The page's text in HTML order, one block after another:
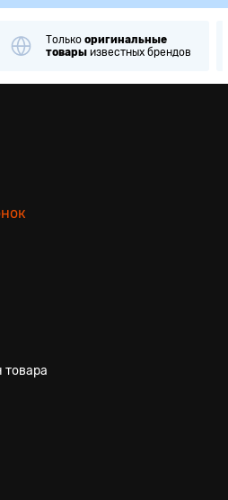
Только
оригинальные
товары известных брендов
товара